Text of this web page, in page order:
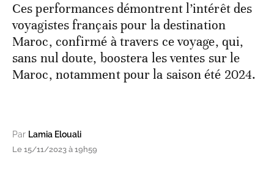
Ces performances démontrent l’intérêt des
voyagistes français pour la destination
Maroc, confirmé à travers ce voyage, qui,
sans nul doute, boostera les ventes sur le
Maroc, notamment pour la saison été 2024.
Par Lamia Elouali
Le 15/11/2023 à 19h59